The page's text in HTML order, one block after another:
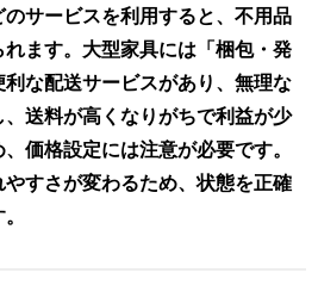
サービスを利用すると、不用品
ます。大型家具には「梱包・発
な配送サービスがあり、無理な
、送料が高くなりがちで利益が少
価格設定には注意が必要です。
すさが変わるため、状態を正確